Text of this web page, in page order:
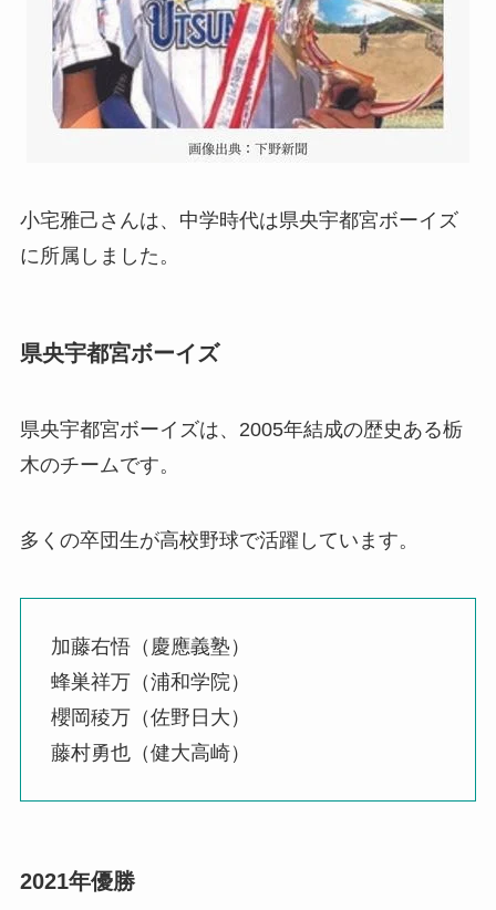
小宅雅己さんは、中学時代は県央宇都宮ボーイズ
に所属しました。
県央宇都宮ボーイズ
県央宇都宮ボーイズは、2005年結成の歴史ある栃
木のチームです。
多くの卒団生が高校野球で活躍しています。
加藤右悟（慶應義塾）
蜂巣祥万（浦和学院）
櫻岡稜万（佐野日大）
藤村勇也（健大高崎）
2021年優勝